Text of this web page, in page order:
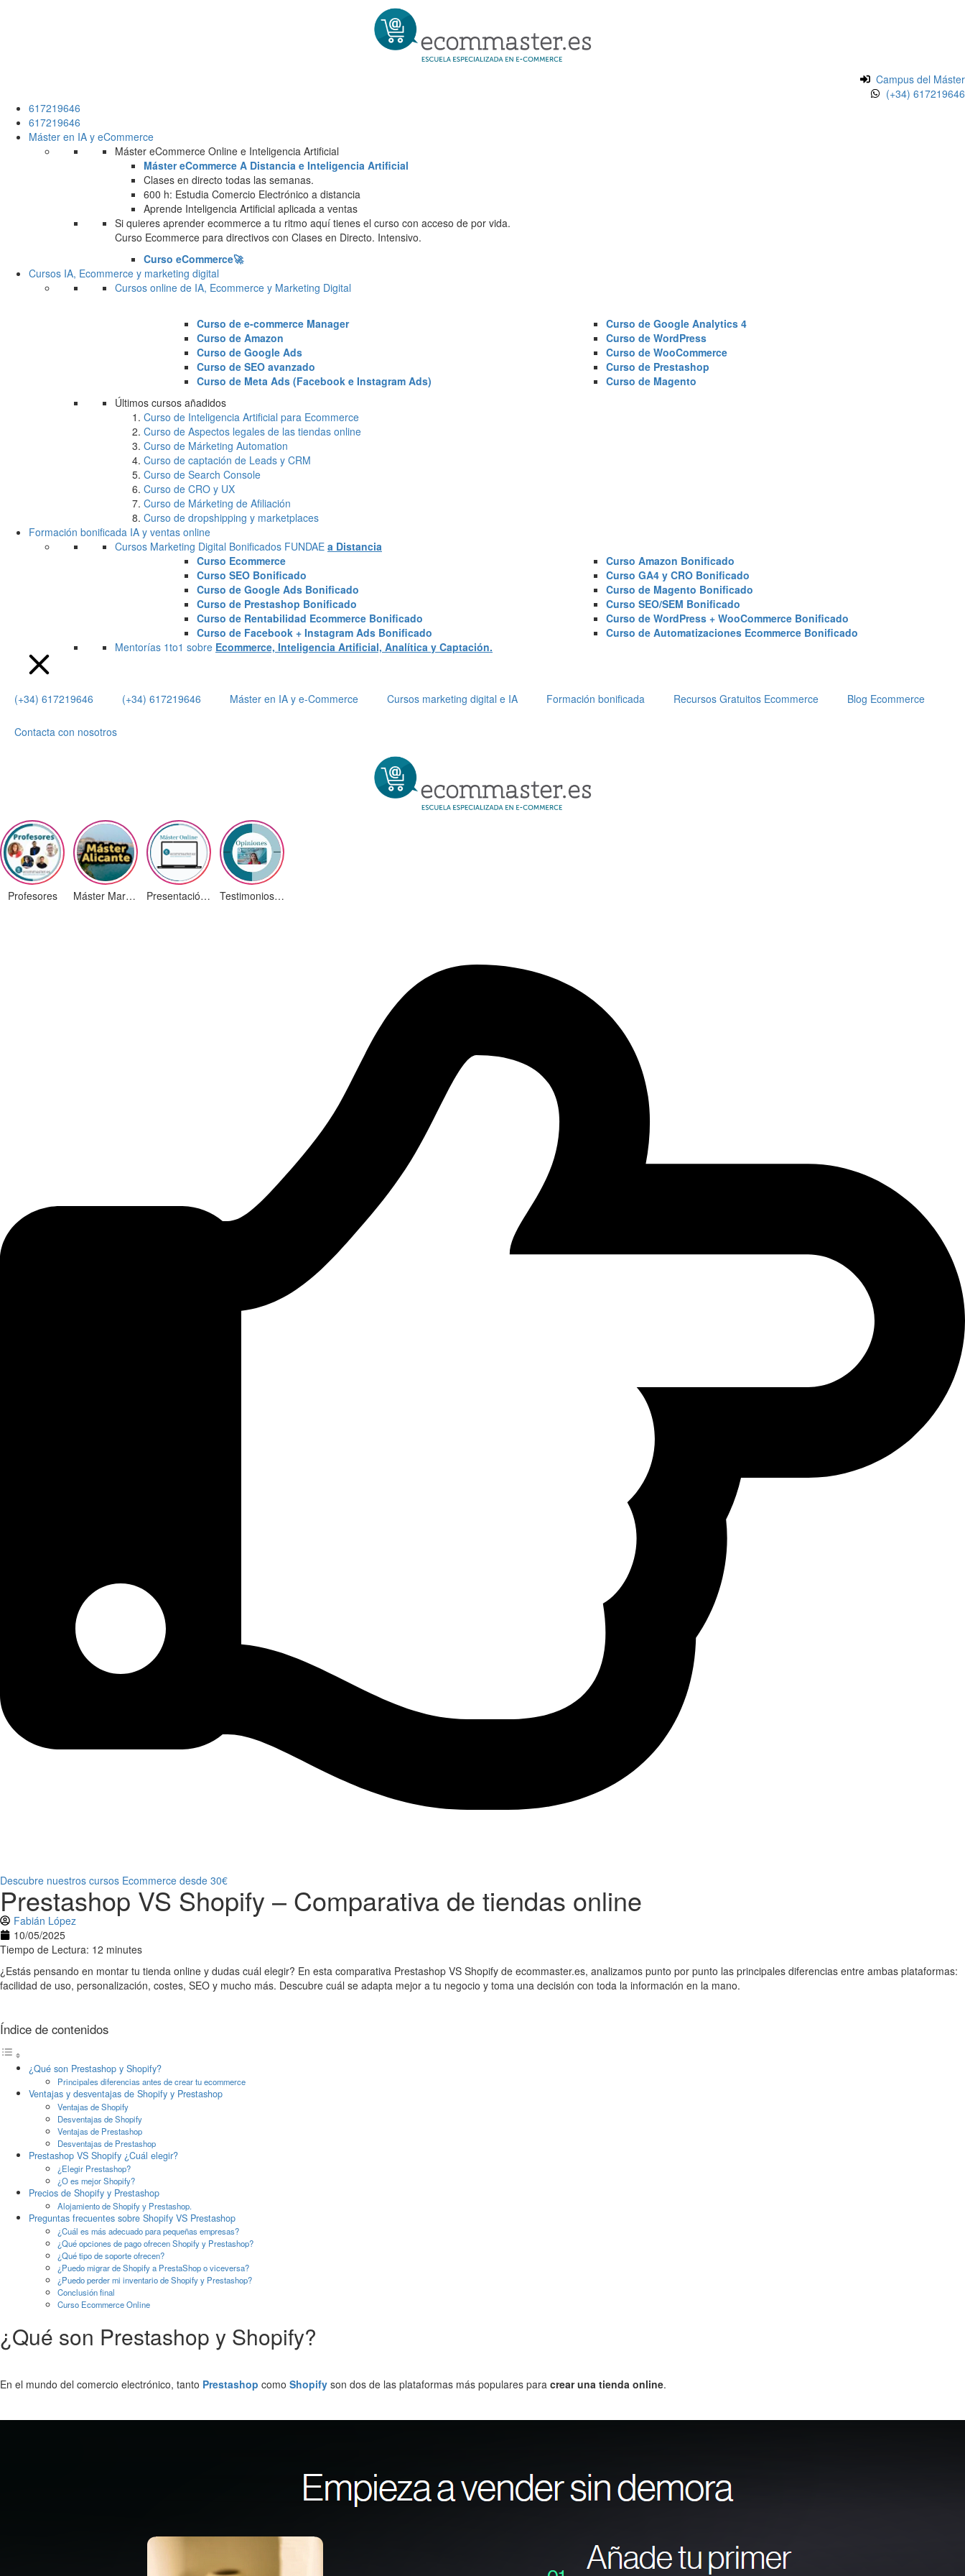
Campus del Máster
(+34) 617219646
617219646
617219646
Máster en IA y eCommerce
Máster eCommerce Online e Inteligencia Artificial
Máster eCommerce A Distancia e Inteligencia Artificial
Clases en directo todas las semanas.
600 h: Estudia Comercio Electrónico a distancia
Aprende Inteligencia Artificial aplicada a ventas
Si quieres aprender ecommerce a tu ritmo aquí tienes el curso con acceso de por vida.
Curso Ecommerce para directivos con Clases en Directo. Intensivo.
Curso eCommerce🚀
Cursos IA, Ecommerce y marketing digital
Cursos online de IA, Ecommerce y Marketing Digital
Curso de e-commerce Manager
Curso de Amazon
Curso de Google Ads
Curso de SEO avanzado
Curso de Meta Ads (Facebook e Instagram Ads)
Curso de Google Analytics 4
Curso de WordPress
Curso de WooCommerce
Curso de Prestashop
Curso de Magento
Últimos cursos añadidos
Curso de Inteligencia Artificial para Ecommerce
Curso de Aspectos legales de las tiendas online
Curso de Márketing Automation
Curso de captación de Leads y CRM
Curso de Search Console
Curso de CRO y UX
Curso de Márketing de Afiliación
Curso de dropshipping y marketplaces
Formación bonificada IA y ventas online
Cursos Marketing Digital Bonificados FUNDAE a Distancia
Curso Ecommerce
Curso SEO Bonificado
Curso de Google Ads Bonificado
Curso de Prestashop Bonificado
Curso de Rentabilidad Ecommerce Bonificado
Curso de Facebook + Instagram Ads Bonificado
Curso Amazon Bonificado
Curso GA4 y CRO Bonificado
Curso de Magento Bonificado
Curso SEO/SEM Bonificado
Curso de WordPress + WooCommerce Bonificado
Curso de Automatizaciones Ecommerce Bonificado
Mentorías 1to1 sobre Ecommerce, Inteligencia Artificial, Analítica y Captación.
(+34) 617219646 (+34) 617219646 Máster en IA y e-Commerce Cursos marketing digital e IA Formación bonificada Recursos Gratuitos Ecommerce Blog Ecommerce
Contacta con nosotros
Profesores Máster Marketing Digital en Alicante Presentación ¡Nuevas Ediciones! Testimonios Alumnos
Descubre nuestros cursos Ecommerce desde 30€
Prestashop VS Shopify – Comparativa de tiendas online
Fabián López
10/05/2025
Tiempo de Lectura: 12 minutes
¿Estás pensando en montar tu tienda online y dudas cuál elegir? En esta comparativa Prestashop VS Shopify de ecommaster.es, analizamos punto por punto las principales diferencias entre ambas plataformas:
facilidad de uso, personalización, costes, SEO y mucho más. Descubre cuál se adapta mejor a tu negocio y toma una decisión con toda la información en la mano.
Índice de contenidos
¿Qué son Prestashop y Shopify?
Principales diferencias antes de crear tu ecommerce
Ventajas y desventajas de Shopify y Prestashop
Ventajas de Shopify
Desventajas de Shopify
Ventajas de Prestashop
Desventajas de Prestashop
Prestashop VS Shopify ¿Cuál elegir?
¿Elegir Prestashop?
¿O es mejor Shopify?
Precios de Shopify y Prestashop
Alojamiento de Shopify y Prestashop.
Preguntas frecuentes sobre Shopify VS Prestashop
¿Cuál es más adecuado para pequeñas empresas?
¿Qué opciones de pago ofrecen Shopify y Prestashop?
¿Qué tipo de soporte ofrecen?
¿Puedo migrar de Shopify a PrestaShop o viceversa?
¿Puedo perder mi inventario de Shopify y Prestashop?
Conclusión final
Curso Ecommerce Online
¿Qué son Prestashop y Shopify?
En el mundo del comercio electrónico, tanto Prestashop como Shopify son dos de las plataformas más populares para crear una tienda online.